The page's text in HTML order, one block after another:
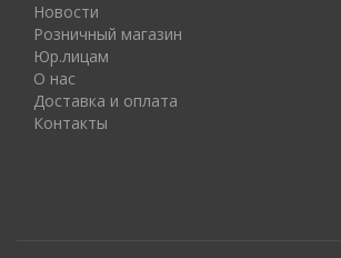
Новости
Розничный магазин
Юр.лицам
О нас
Доставка и оплата
Контакты